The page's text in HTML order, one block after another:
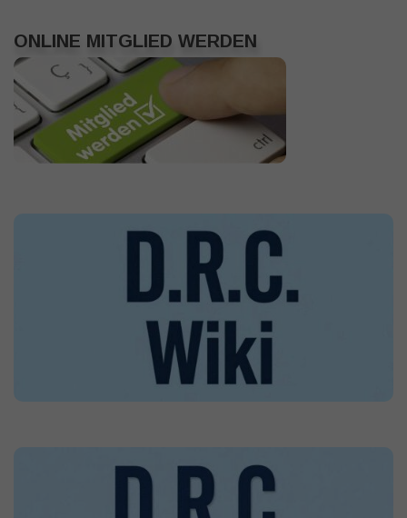
ONLINE MITGLIED WERDEN